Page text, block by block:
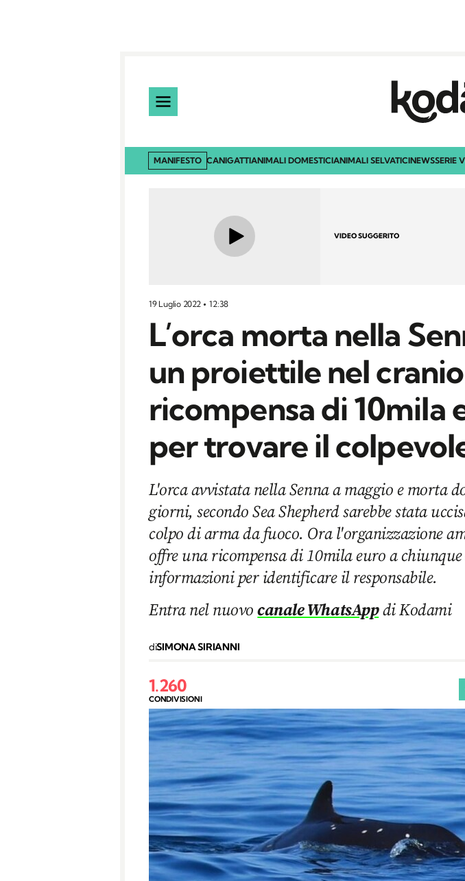
MANIFESTO CANIGATTIANIMALI DOMESTICIANIMALI SELVATICINEWSSERIE
VIDEO SUGGERITO
19 Luglio 2022 12:38
L’orca morta nella
un proiettile nel
ricompensa di 10mila
per trovare il
L'orca avvistata nella Senna a maggio e morta
giorni, secondo Sea Shepherd sarebbe stata
colpo di arma da fuoco. Ora l'organizzazione
offre una ricompensa di 10mila euro a
informazioni per identificare il responsabile.
Entra nel nuovocanale WhatsAppdi Kodami
diSIMONA SIRIANNI
1.260
CONDIVISIONI